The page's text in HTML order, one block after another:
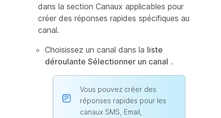
dans la section Canaux applicables pour
créer des réponses rapides spécifiques au
canal.
Choisissez un canal dans la liste
déroulante Sélectionner un canal .
Vous pouvez créer des
réponses rapides pour les
canaux SMS, Email,